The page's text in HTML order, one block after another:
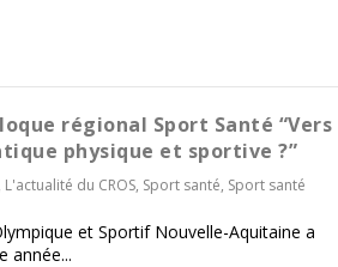
régional Sport Santé “Vers
physique et sportive ?”
L'actualité du CROS, Sport santé, Sport santé
et Sportif Nouvelle-Aquitaine a
année...